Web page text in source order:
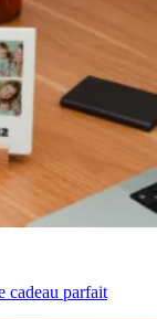
cadeau parfait